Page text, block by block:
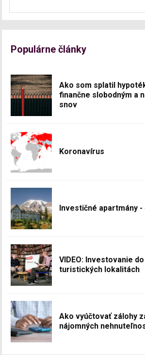
Populárne články
Ako som splatil
finančne slobodným a
snov
Koronavírus
Investičné apartmány
VIDEO: Investovanie
turistických lokalitách
Ako vyúčtovať zálohy
nájomných